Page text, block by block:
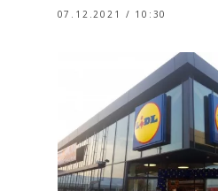
07.12.2021 / 10:30